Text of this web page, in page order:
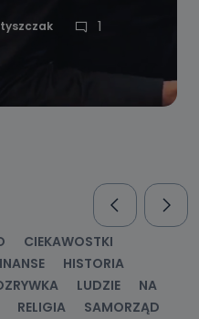
1
CIEKAWOSTKI
HISTORIA
LUDZIE
NA
RELIGIA
SAMORZĄD